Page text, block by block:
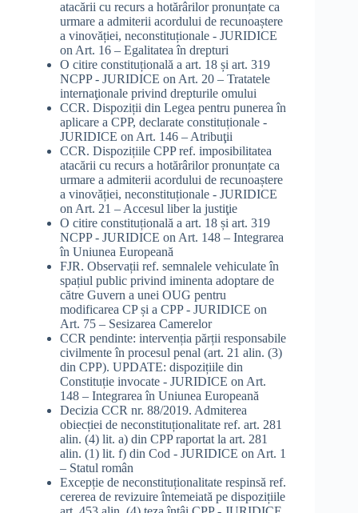
atacării cu recurs a hotărârilor pronunțate ca
urmare a admiterii acordului de recunoaștere
a vinovăției, neconstituționale - JURIDICE
on Art. 16 – Egalitatea în drepturi
O citire constituțională a art. 18 și art. 319
NCPP - JURIDICE on Art. 20 – Tratatele
internaţionale privind drepturile omului
CCR. Dispoziții din Legea pentru punerea în
aplicare a CPP, declarate constituționale -
JURIDICE on Art. 146 – Atribuţii
CCR. Dispozițiile CPP ref. imposibilitatea
atacării cu recurs a hotărârilor pronunțate ca
urmare a admiterii acordului de recunoaștere
a vinovăției, neconstituționale - JURIDICE
on Art. 21 – Accesul liber la justiţie
O citire constituțională a art. 18 și art. 319
NCPP - JURIDICE on Art. 148 – Integrarea
în Uniunea Europeană
FJR. Observații ref. semnalele vehiculate în
spațiul public privind iminenta adoptare de
către Guvern a unei OUG pentru
modificarea CP și a CPP - JURIDICE on
Art. 75 – Sesizarea Camerelor
CCR pendinte: intervenția părții responsabile
civilmente în procesul penal (art. 21 alin. (3)
din CPP). UPDATE: dispozițiile din
Constituție invocate - JURIDICE on Art.
148 – Integrarea în Uniunea Europeană
Decizia CCR nr. 88/2019. Admiterea
obiecției de neconstituționalitate ref. art. 281
alin. (4) lit. a) din CPP raportat la art. 281
alin. (1) lit. f) din Cod - JURIDICE on Art. 1
– Statul român
Excepție de neconstituționalitate respinsă ref.
cererea de revizuire întemeiată pe dispozițiile